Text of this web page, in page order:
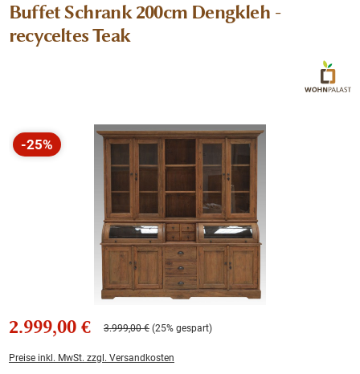
Buffet Schrank 200cm Dengkleh -
recyceltes Teak
Bildergalerie überspringen
-25%
Rabatt
2.999,00 € 3.999,00 € (25% gespart)
Preise inkl. MwSt. zzgl. Versandkosten